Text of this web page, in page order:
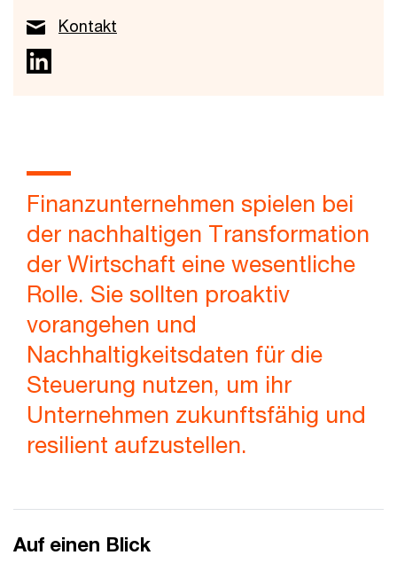
Kontakt
Finanzunternehmen spielen bei
der nachhaltigen Transformation
der Wirtschaft eine wesentliche
Rolle. Sie sollten proaktiv
vorangehen und
Nachhaltigkeitsdaten für die
Steuerung nutzen, um ihr
Unternehmen zukunftsfähig und
resilient aufzustellen.
Auf einen Blick